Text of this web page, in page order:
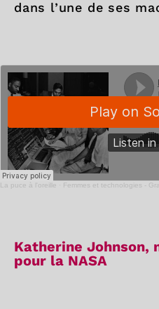
dans l’une de ses
La puce à l'oreille · Femmes et technologies -
Katherine Johnson,
pour la NASA